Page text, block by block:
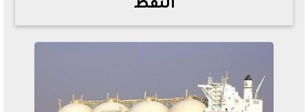
تصرف مثير من ميسي ونجوم الأرجنتين قبل مواجهة مصر
تحسن حالة فضل شاكر الصحية وخروجه من المستشفى |
النفط